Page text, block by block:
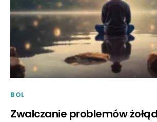
BOL
Zwalczanie problemów